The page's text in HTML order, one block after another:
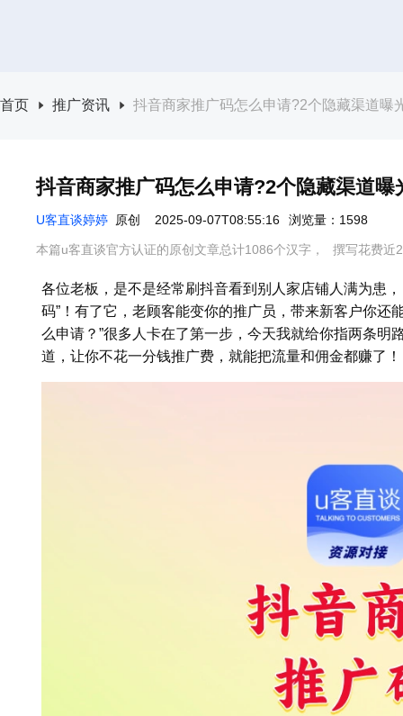
首页 推广资讯 抖音商家推广码怎么申请?2个隐藏渠道曝
抖音商家推广码怎么申请?2个隐藏渠道
U客直谈婷婷 原创 2025-09-07T08:55:16 浏览量：1598
本篇u客直谈官方认证的原创文章总计1086个汉字， 撰写花费近
各位老板，是不是经常刷抖音看到别人家店铺人满为患
码”！有了它，老顾客能变你的推广员，带来新客户你还
么申请？”很多人卡在了第一步，今天我就给你指两条明
道，让你不花一分钱推广费，就能把流量和佣金都赚了！